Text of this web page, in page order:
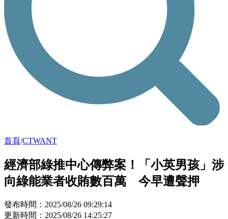
首頁/CTWANT
經濟部綠推中心傳弊案！「小英男孩」涉
向綠能業者收賄數百萬 今早遭聲押
發布時間：2025/08/26 09:29:14
更新時間：2025/08/26 14:25:27